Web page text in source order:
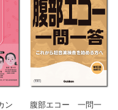
ン
腹部エコー 一問一